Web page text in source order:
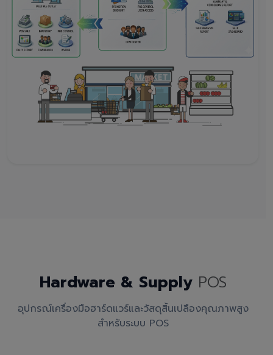
Hardware & Supply POS
อุปกรณ์เครื่องมือฮาร์ดแวร์และวัสดุสิ้นเปลืองคุณภาพสูง
สำหรับระบบ POS